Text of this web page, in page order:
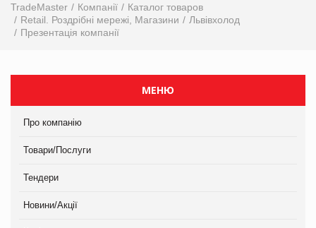
TradeMaster Компанії
Каталог товаров
Retail. Роздрібні мережі, Магазини
Львівхолод
Презентація компанії
МЕНЮ
Про компанію
Товари/Послуги
Тендери
Новини/Акції